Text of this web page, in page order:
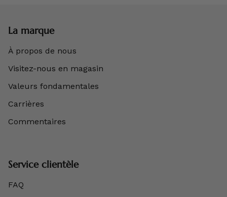
La marque
À propos de nous
Visitez-nous en magasin
Valeurs fondamentales
Carrières
Commentaires
Service clientèle
FAQ